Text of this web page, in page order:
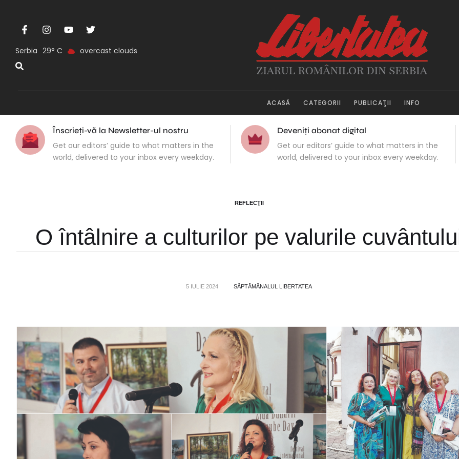
Serbia 29 overcast clouds
ACASĂ CATEGORII PUBLICAŢII INFO
Înscrieți-vă la Newsletter-ul nostru
Get our editors’ guide to what matters in the
world, delivered to your inbox every weekday.
Deveniți abonat digital
Get our editors’ guide to what matters in the
world, delivered to your inbox every weekday.
REFLECŢII
O întâlnire a culturilor pe valurile
5 IULIE 2024 SĂPTĂMÂNALUL LIBERTATEA